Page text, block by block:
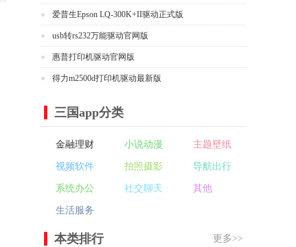
爱普生Epson LQ-300K+II驱动正式版
usb转rs232万能驱动官网版
惠普打印机驱动官网版
得力m2500d打印机驱动最新版
三国app分类
金融理财 小说动漫 主题壁纸
视频软件 拍照摄影 导航出行
系统办公 社交聊天 其他
生活服务
本类排行 更多>>